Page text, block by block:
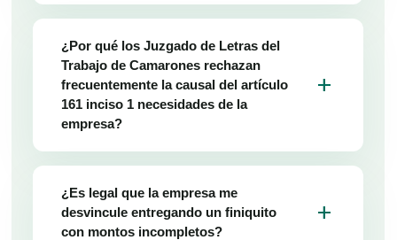
¿Por qué los Juzgado de Letras del
Trabajo de Camarones rechazan
frecuentemente la causal del artículo
161 inciso 1 necesidades de la
empresa?
add
¿Es legal que la empresa me
desvincule entregando un finiquito
con montos incompletos?
add